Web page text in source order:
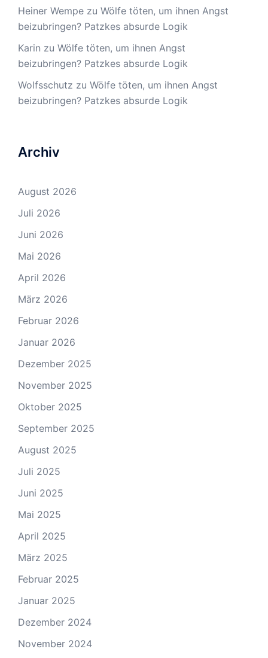
Heiner Wempe zu Wölfe töten, um ihnen Angst
beizubringen? Patzkes absurde Logik
Karin zu Wölfe töten, um ihnen Angst
beizubringen? Patzkes absurde Logik
Wolfsschutz zu Wölfe töten, um ihnen Angst
beizubringen? Patzkes absurde Logik
Archiv
August 2026
Juli 2026
Juni 2026
Mai 2026
April 2026
März 2026
Februar 2026
Januar 2026
Dezember 2025
November 2025
Oktober 2025
September 2025
August 2025
Juli 2025
Juni 2025
Mai 2025
April 2025
März 2025
Februar 2025
Januar 2025
Dezember 2024
November 2024